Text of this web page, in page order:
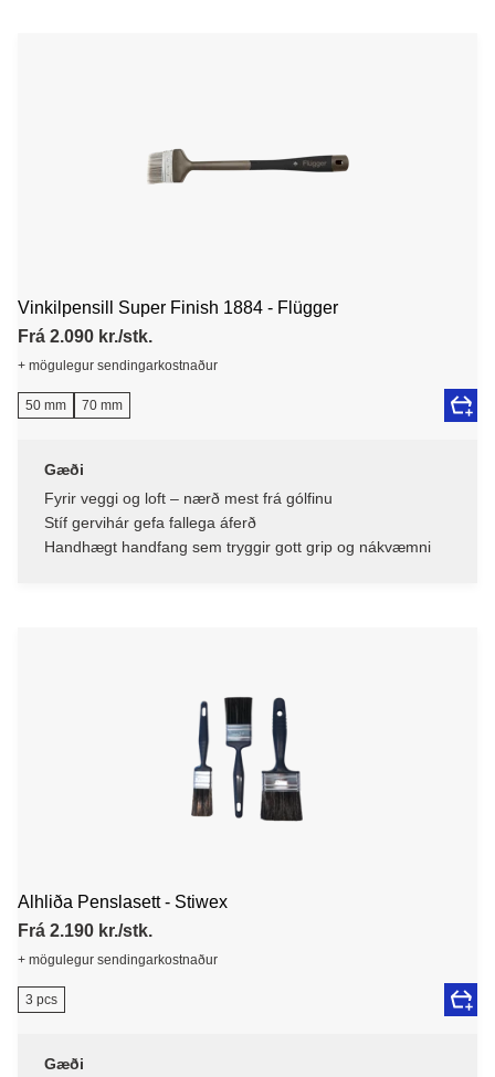
Vinkilpensill Super Finish 1884 - Flügger
Frá 2.090 kr./stk.
+ mögulegur sendingarkostnaður
50 mm 70 mm
Gæði
Fyrir veggi og loft – nærð mest frá gólfinu
Stíf gervihár gefa fallega áferð
Handhægt handfang sem tryggir gott grip og nákvæmni
Alhliða Penslasett - Stiwex
Frá 2.190 kr./stk.
+ mögulegur sendingarkostnaður
3 pcs
Gæði